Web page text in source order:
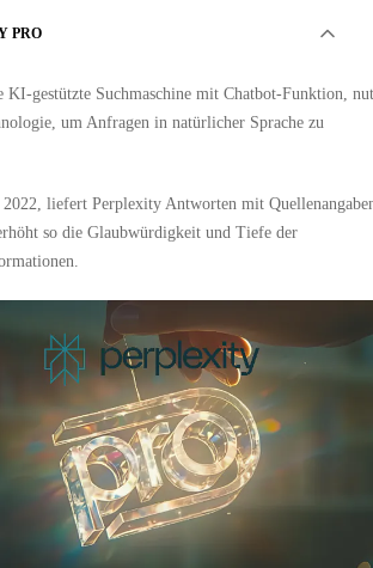
PRO
KI-gestützte Suchmaschine mit Chatbot-Funktion,
um Anfragen in natürlicher Sprache zu
liefert Perplexity Antworten mit
so die Glaubwürdigkeit und Tiefe der